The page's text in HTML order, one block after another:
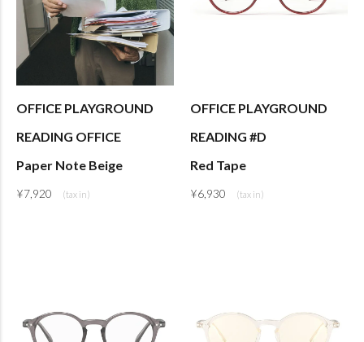
OFFICE PLAYGROUND
READING OFFICE
Paper Note Beige
¥7,920
OFFICE PLAYGROUND
READING #D
Red Tape
¥6,930